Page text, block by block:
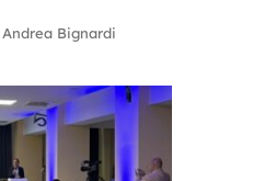
Andrea Bignardi